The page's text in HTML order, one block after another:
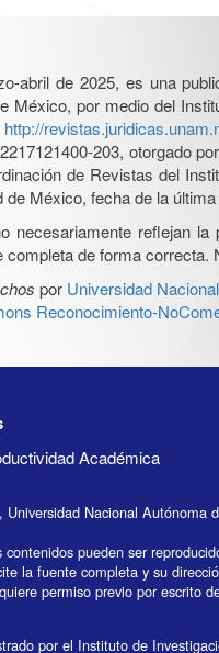
abril de 2025, es una
México, por medio del
http://
203, otorgado
de Revistas del
México, fecha de la
necesariamente reflejan
de forma
por Universidad
Reconocimiento-
Académica
Universidad Nacional Autónoma
contenidos pueden ser
la fuente completa y su
permiso previo por escrito
por el Instituto de